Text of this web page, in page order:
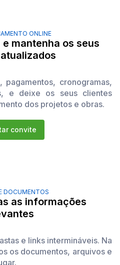
ONLINE
mantenha os seus
pagamentos, cronogramas,
e deixe os seus clientes
dos projetos e obras.
convite
DOCUMENTOS
as informações
e links intermináveis. Na
os documentos, arquivos e